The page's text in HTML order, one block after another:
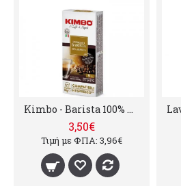
Kimbo - Barista 100% Arabica, 10x nespresso συμβατές
3,50€
Τιμή με ΦΠΑ: 3,96€